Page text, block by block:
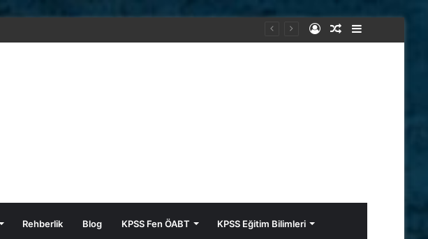
Kenar
Rastgele
Kayıt
Rehberlik Blog KPSS Fen ÖABT KPSS Eğitim Bilimleri